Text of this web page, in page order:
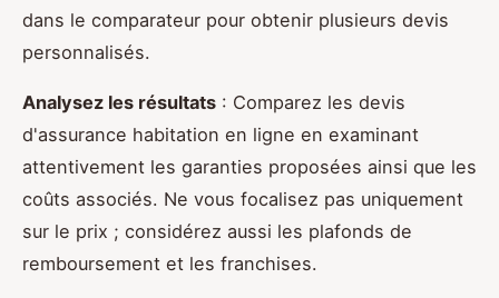
dans le comparateur pour obtenir plusieurs devis
personnalisés.
Analysez les résultats : Comparez les devis
d'assurance habitation en ligne en examinant
attentivement les garanties proposées ainsi que les
coûts associés. Ne vous focalisez pas uniquement
sur le prix ; considérez aussi les plafonds de
remboursement et les franchises.